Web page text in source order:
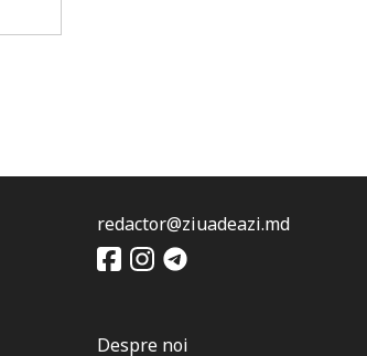
redactor@ziuadeazi.md
Despre noi